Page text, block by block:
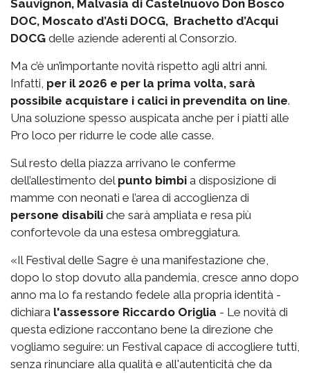
Sauvignon, Malvasia di Castelnuovo Don Bosco
DOC, Moscato d’Asti DOCG, Brachetto d’Acqui
DOCG delle aziende aderenti al Consorzio.
Ma c’è un’importante novità rispetto agli altri anni.
Infatti, per il 2026 e per la prima volta, sarà
possibile acquistare i calici in prevendita on line.
Una soluzione spesso auspicata anche per i piatti alle
Pro loco per ridurre le code alle casse.
Sul resto della piazza arrivano le conferme
dell’allestimento del punto bimbi a disposizione di
mamme con neonati e l’area di accoglienza di
persone disabili che sarà ampliata e resa più
confortevole da una estesa ombreggiatura.
«Il Festival delle Sagre è una manifestazione che,
dopo lo stop dovuto alla pandemia, cresce anno dopo
anno ma lo fa restando fedele alla propria identità -
dichiara l'assessore Riccardo Origlia - Le novità di
questa edizione raccontano bene la direzione che
vogliamo seguire: un Festival capace di accogliere tutti,
senza rinunciare alla qualità e all'autenticità che da